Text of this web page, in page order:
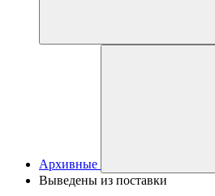
Архивные
Выведены из поставки